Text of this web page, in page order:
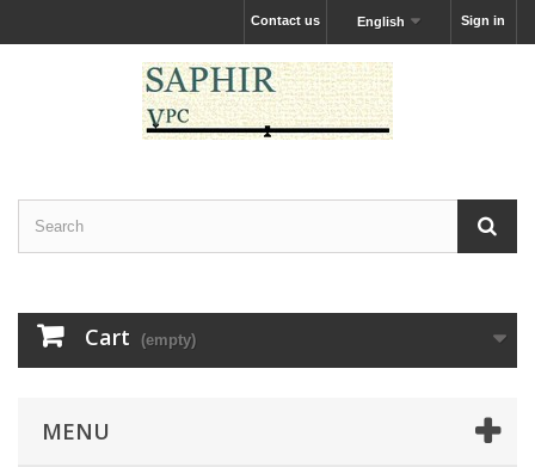
Sign in
English
Contact us
Cart (empty)
MENU